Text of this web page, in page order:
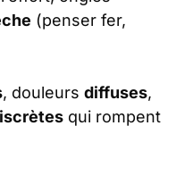
(penser fer,
, douleurs diffuses,
qui rompent